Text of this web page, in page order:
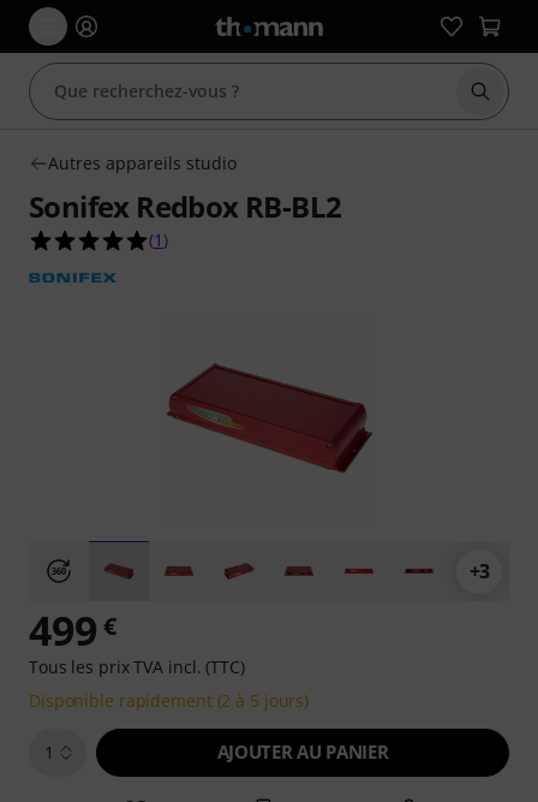
Autres appareils studio
Sonifex Redbox RB-BL2
5.0 étoiles sur 5 d'après 1 évaluations clients
(1 )
+3
499 €
Tous les prix TVA incl. (TTC)
Disponible rapidement (2 à 5 jours)
1 AJOUTER AU PANIER